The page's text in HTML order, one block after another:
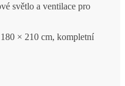
světlo a ventilace pro
× 210 cm, kompletní